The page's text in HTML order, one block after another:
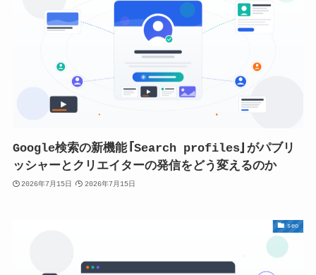
Google検索の新機能「Search profiles」がパブリ
ッシャーとクリエイターの発信をどう変えるのか
2026年7月15日 2026年7月15日
seo